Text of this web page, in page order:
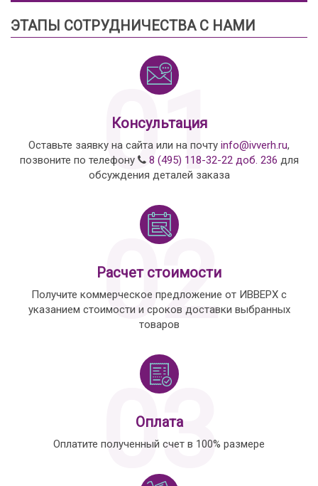
ЭТАПЫ СОТРУДНИЧЕСТВА С НАМИ
01
Консультация
Оставьте заявку на сайта или на почту info@ivverh.ru,
позвоните по телефону
8 (495) 118-32-22 доб. 236 для
обсуждения деталей заказа
02
Расчет стоимости
Получите коммерческое предложение от ИВВЕРХ с
указанием стоимости и сроков доставки выбранных
товаров
03
Оплата
Оплатите полученный счет в 100% размере